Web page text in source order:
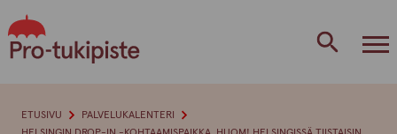
to
content
ETUSIVU
PALVELUKALENTERI